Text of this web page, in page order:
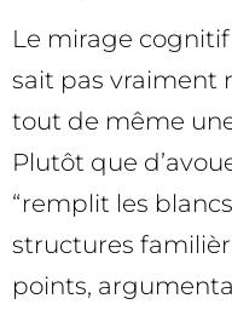
Le mirage
sait pas vraiment
tout de même
Plutôt que
“remplit les
structures
points,